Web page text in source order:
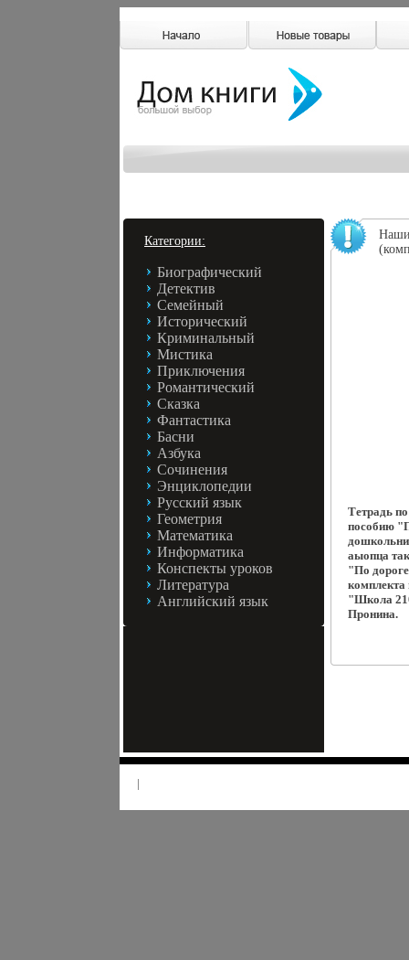
Категории:
Биографический
Детектив
Семейный
Исторический
Криминальный
Мистика
Приключения
Романтический
Сказка
Фантастика
Басни
Азбука
Сочинения
Энциклопедии
Русский язык
Геометрия
Математика
Информатика
Конспекты уроков
Литература
Английский язык
Наши
Тетрадь
пособию
аыопца
"По
комплекта
"Школа
Пронина.
|